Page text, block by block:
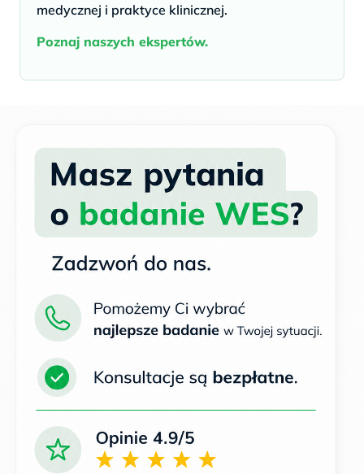
medycznej i praktyce klinicznej.
Poznaj naszych ekspertów.